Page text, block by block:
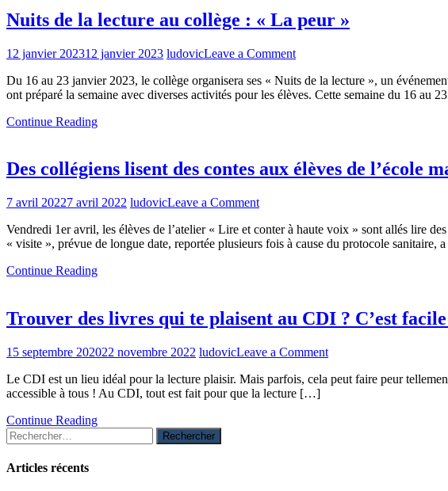
félicitations
tous
les
lecteurs
de
Nuits de la lecture au collège : « La peur »
12 janvier 202312 janvier 2023 ludovicLeave a Commenton
de
la
« La
peur »
Du 16 au 23 janvier 2023, le collège organisera ses « Nuits de la lecture », un
ont préparé la semaine avec diverses activités pour les élèves. Cette semaine du 16 au
Continue Reading
Des collégiens lisent des contes aux élèves de l’école
7 avril 20227 avril 2022 ludovicLeave a Commenton
collégiens
lisent
de
l’école
Louis
Blanc
Vendredi 1er avril, les élèves de l’atelier « Lire et conter à haute voix » sont allés lire
« visite », prévue de longue date, reportée plusieurs fois à cause du protocole sanitaire,
Continue Reading
Trouver des livres qui te plaisent au CDI ? C’est
15 septembre 202022 novembre 2022 ludovicLeave a Commenton
des
Le CDI est un lieu idéal pour la lecture plaisir. Mais parfois, cela peut faire peur
accessible à tous ! Au CDI, tout est fait pour que la lecture […]
Continue Reading
Rechercher :
Articles récents